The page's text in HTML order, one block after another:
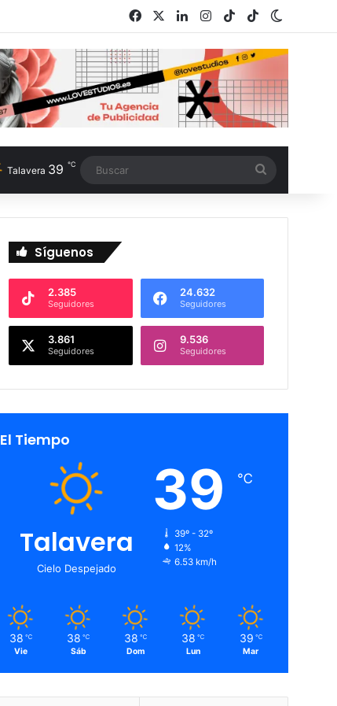
Facebook LinkedInInstagram
TikTokRSS
Talavera 39 ℃
Síguenos
2.385
Seguidores
24.632
Seguidores
3.861
Seguidores
9.536
Seguidores
El Tiempo
Talavera
Cielo Despejado
39 ℃
39º - 32º
12%
6.53 km/h
38 ℃
Vie
38 ℃
Sáb
38 ℃
Dom
38 ℃
Lun
39 ℃
Mar